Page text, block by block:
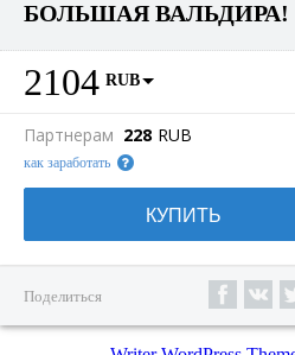
БОЛЬШАЯ ВАЛЬДИРА!
2104 RUB
Партнерам 228 RUB
как заработать
КУПИТЬ
Поделиться